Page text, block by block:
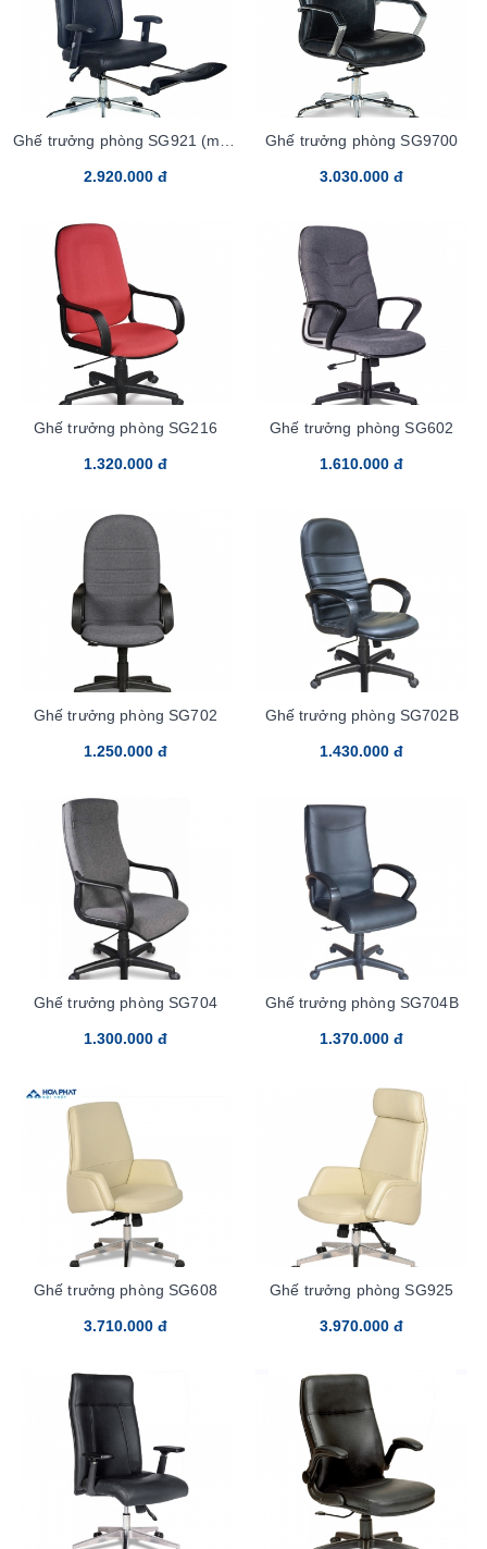
Ghế trưởng phòng SG921 (mẫu
2.920.000 đ
Ghế trưởng phòng SG9700
3.030.000 đ
Ghế trưởng phòng SG216
1.320.000 đ
Ghế trưởng phòng SG602
1.610.000 đ
Ghế trưởng phòng SG702
1.250.000 đ
Ghế trưởng phòng SG702B
1.430.000 đ
Ghế trưởng phòng SG704
1.300.000 đ
Ghế trưởng phòng SG704B
1.370.000 đ
Ghế trưởng phòng SG608
3.710.000 đ
Ghế trưởng phòng SG925
3.970.000 đ